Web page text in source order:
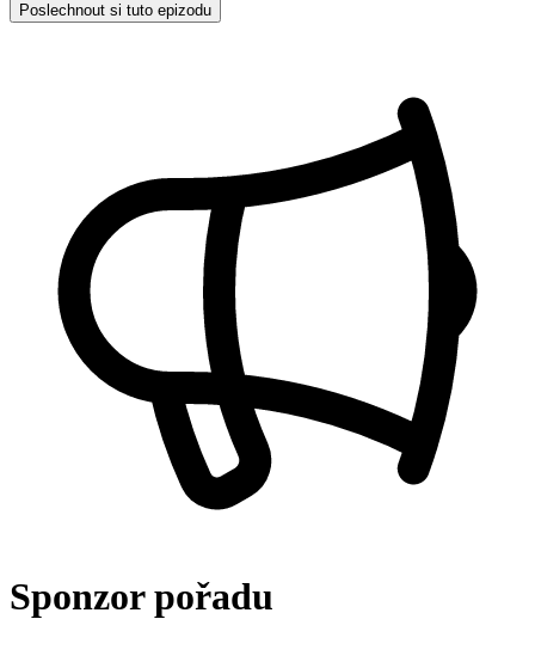
Poslechnout si tuto epizodu
Sponzor pořadu